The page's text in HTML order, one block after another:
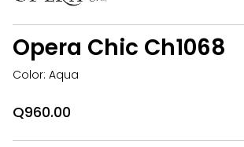
Opera Chic Ch1068
Color: Aqua
Q960.00